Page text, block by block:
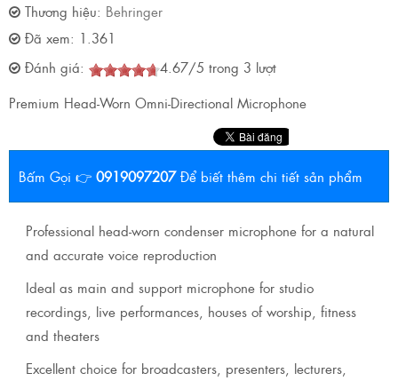
Thương hiệu: Behringer
Đã xem: 1.361
Đánh giá:
4.67/5 trong 3 lượt
Premium Head-Worn Omni-Directional Microphone
Bấm Gọi 👉 0919097207 Để biết thêm chi tiết sản phẩm
Professional head-worn condenser microphone for a natural
and accurate voice reproduction
Ideal as main and support microphone for studio
recordings, live performances, houses of worship, fitness
and theaters
Excellent choice for broadcasters, presenters, lecturers,